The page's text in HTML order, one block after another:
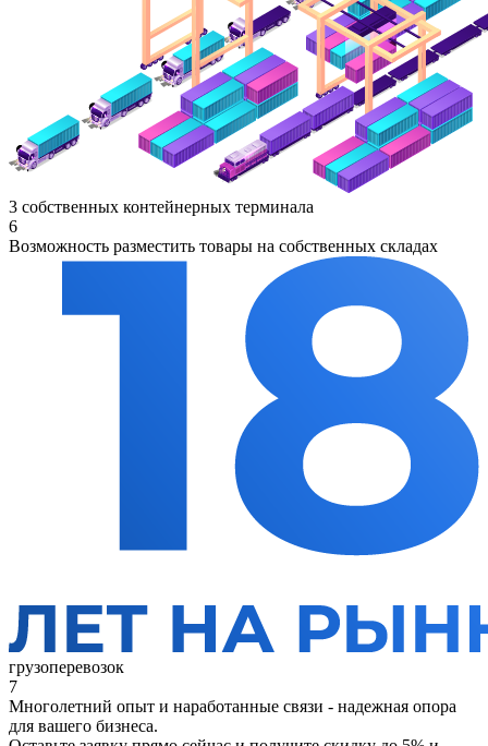
3 собственных контейнерных терминала
6
Возможность разместить товары на собственных складах
грузоперевозок
7
Многолетний опыт и наработанные связи - надежная опора
для вашего бизнеса.